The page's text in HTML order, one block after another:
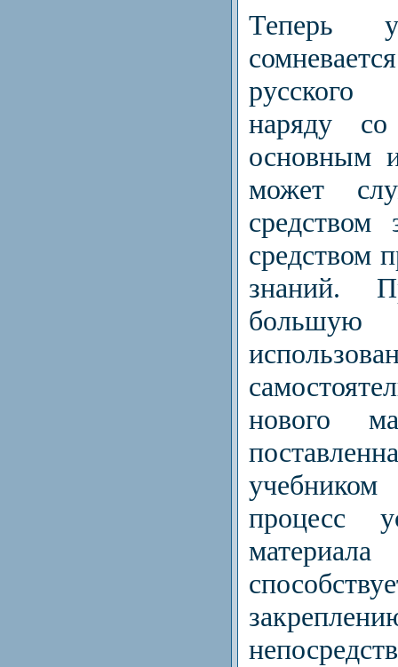
Теперь
русского
наряду
основным
может
средством
средством
знаний.
большую
нового
процесс